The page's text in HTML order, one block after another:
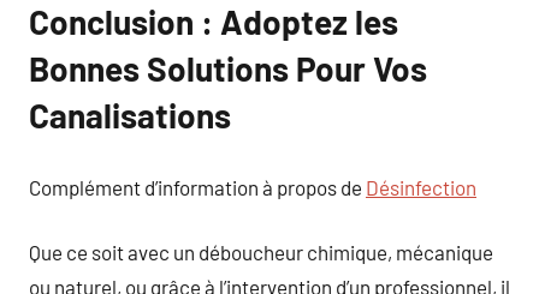
Conclusion : Adoptez les
Bonnes Solutions Pour Vos
Canalisations
Complément d’information à propos de Désinfection
Que ce soit avec un déboucheur chimique, mécanique
ou naturel, ou grâce à l’intervention d’un professionnel, il